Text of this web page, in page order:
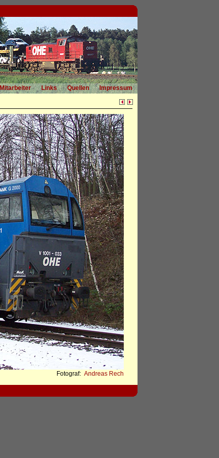
Mitarbeiter Links Quellen
Impressum
Fotograf: Andreas Rech